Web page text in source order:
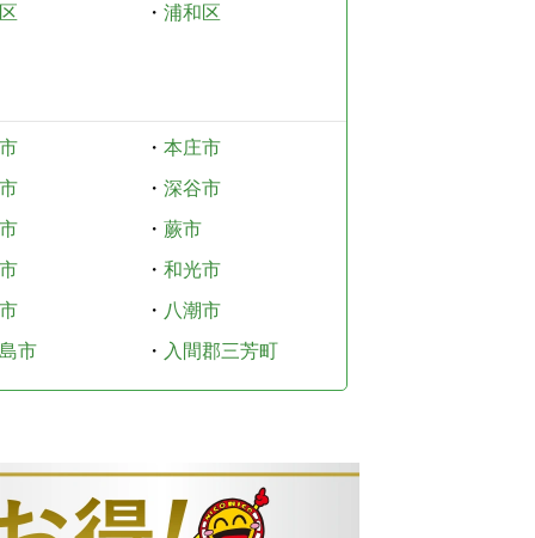
・ 浦和区
・ 本庄市
・ 深谷市
・ 蕨市
・ 和光市
・ 八潮市
市
・ 入間郡三芳町